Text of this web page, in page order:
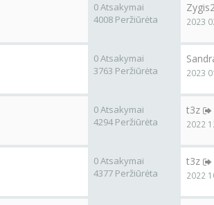
0 Atsakymai
4008 Peržiūrėta
2023
0 Atsakymai
3763 Peržiūrėta
2023
0 Atsakymai
4294 Peržiūrėta
t3z
2022
0 Atsakymai
4377 Peržiūrėta
t3z
2022